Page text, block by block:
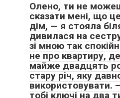
Олено, ти не
сказати мені, що
дім, — я стояла
дивилася на
зі мною так
не про квартиру,
майже двадцять
стару річ, яку
використовувати.
тобі ключі на два